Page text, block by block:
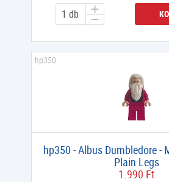
hp350 - Albus Dumbledore -
Plain Legs
1.990 Ft
hp350